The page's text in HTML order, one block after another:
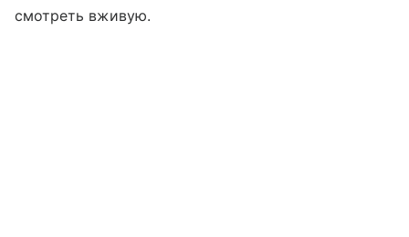
смотреть вживую.